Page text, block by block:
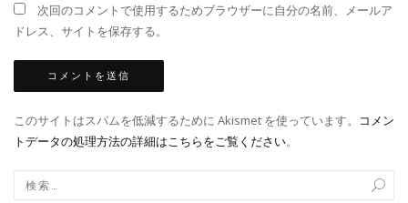
次回のコメントで使用するためブラウザーに自分の名前、メールア
ドレス、サイトを保存する。
このサイトはスパムを低減するために Akismet を使っています。
コメン
トデータの処理方法の詳細はこちらをご覧ください。